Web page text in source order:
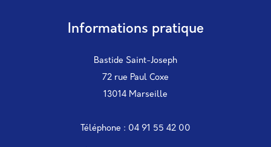
Informations pratique
Bastide Saint-Joseph
72 rue Paul Coxe
13014 Marseille
Téléphone : 04 91 55 42 00